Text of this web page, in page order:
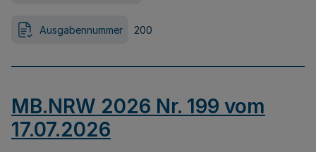
Ausgabennummer 200
MB.NRW 2026 Nr. 199 vom
17.07.2026